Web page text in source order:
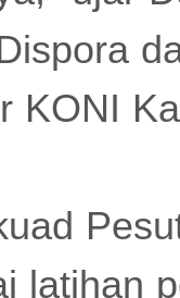
KONI
latihan